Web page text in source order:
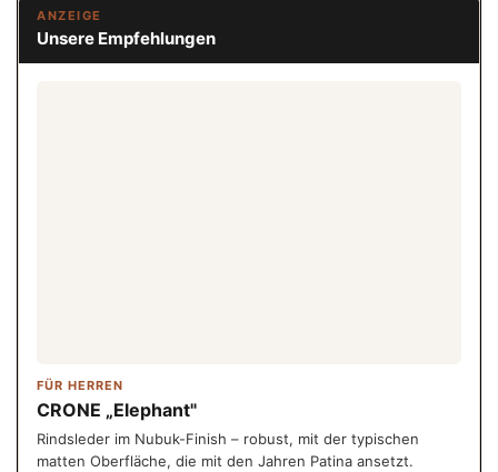
ANZEIGE
Unsere Empfehlungen
FÜR HERREN
CRONE „Elephant"
Rindsleder im Nubuk-Finish – robust, mit der typischen
matten Oberfläche, die mit den Jahren Patina ansetzt.